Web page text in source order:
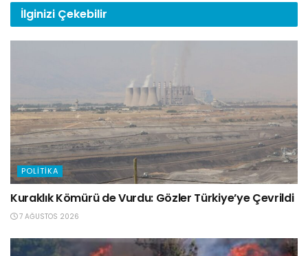
İlginizi Çekebilir
POLITIKA
Kuraklık Kömürü de Vurdu: Gözler Türkiye’ye Çevrildi
7 AĞUSTOS 2026